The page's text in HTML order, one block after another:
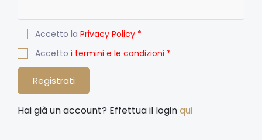
Accetto la Privacy Policy *
Accetto i termini e le condizioni *
Registrati
Hai già un account? Effettua il loginqui